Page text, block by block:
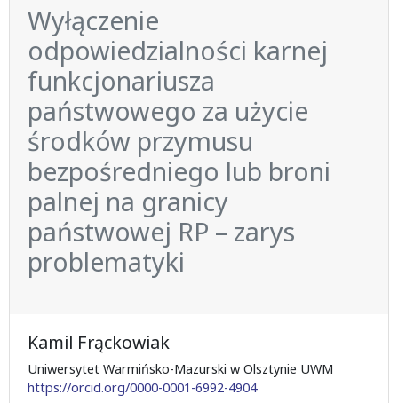
Wyłączenie
odpowiedzialności karnej
funkcjonariusza
państwowego za użycie
środków przymusu
bezpośredniego lub broni
palnej na granicy
państwowej RP – zarys
problematyki
Kamil Frąckowiak
Uniwersytet Warmińsko-Mazurski w Olsztynie UWM
https://orcid.org/0000-0001-6992-4904